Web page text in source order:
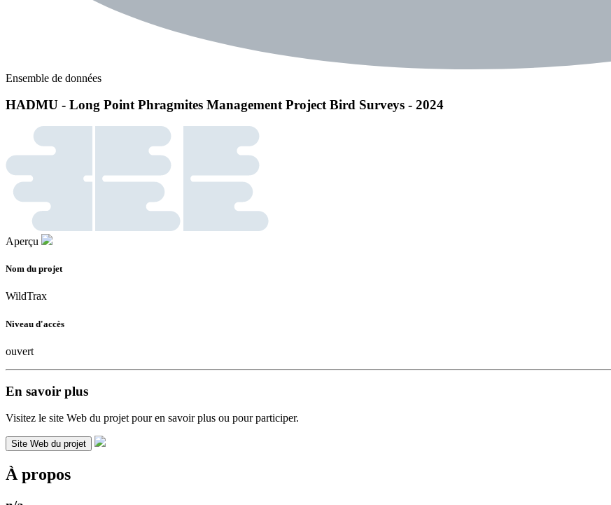
Ensemble de données
HADMU - Long Point Phragmites Management Project Bird Surveys - 2024
Aperçu
Nom du projet
WildTrax
Niveau d'accès
ouvert
En savoir plus
Visitez le site Web du projet pour en savoir plus ou pour participer.
Site Web du projet
À propos